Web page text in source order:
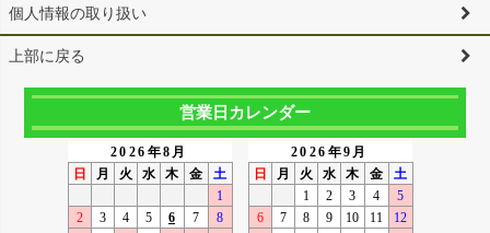
個人情報の取り扱い
上部に戻る
営業日カレンダー